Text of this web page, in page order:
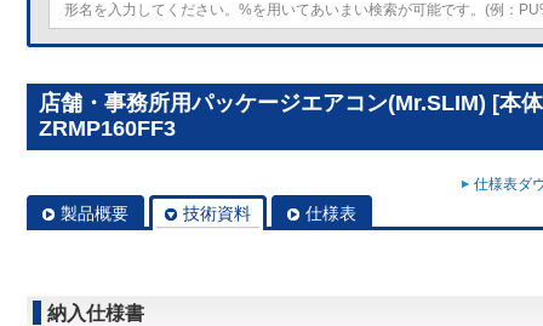
店舗・事務所用パッケージエアコン(Mr.SLIM) [本
ZRMP160FF3
仕様表ダ
製品概要 技術資料 仕様表
納入仕様書